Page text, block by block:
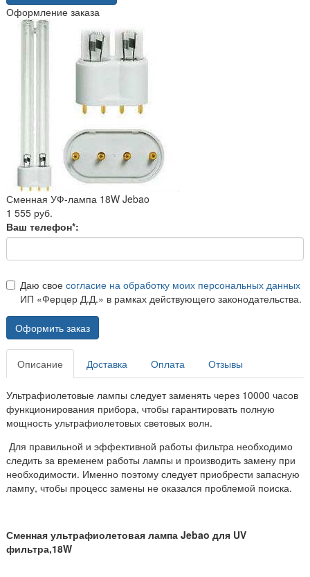
Оформление заказа
Сменная УФ-лампа 18W Jebao
1 555 руб.
Ваш телефон*:
Даю свое согласие на обработку моих персональных данных
ИП «Ферцер Д.Д.» в рамках действующего законодательства.
Оформить заказ
Описание Доставка Оплата Отзывы
Ультрафиолетовые лампы следует заменять через 10000 часов
функционирования прибора, чтобы гарантировать полную
мощность ультрафиолетовых световых волн.
Для правильной и эффективной работы фильтра необходимо
следить за временем работы лампы и производить замену при
необходимости. Именно поэтому следует приобрести запасную
лампу, чтобы процесс замены не оказался проблемой поиска.
Сменная ультрафиолетовая лампа Jebao для UV
фильтра,18W